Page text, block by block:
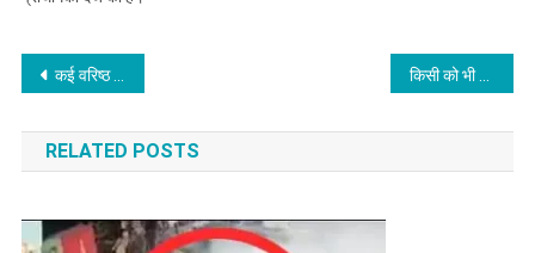
Post
navigation
कई वरिष्ठ आईएएस अधिकारियों का किया गया तबादला
RELATED POSTS